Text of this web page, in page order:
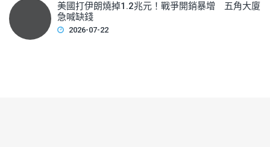
美國打伊朗燒掉1.2兆元！戰爭開銷暴增 五角大廈
急喊缺錢
2026-07-22